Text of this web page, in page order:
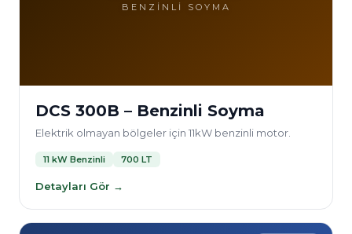
BENZİNLİ SOYMA
DCS 300B – Benzinli Soyma
Elektrik olmayan bölgeler için 11kW benzinli motor.
11 kW Benzinli 700 LT
Detayları Gör →